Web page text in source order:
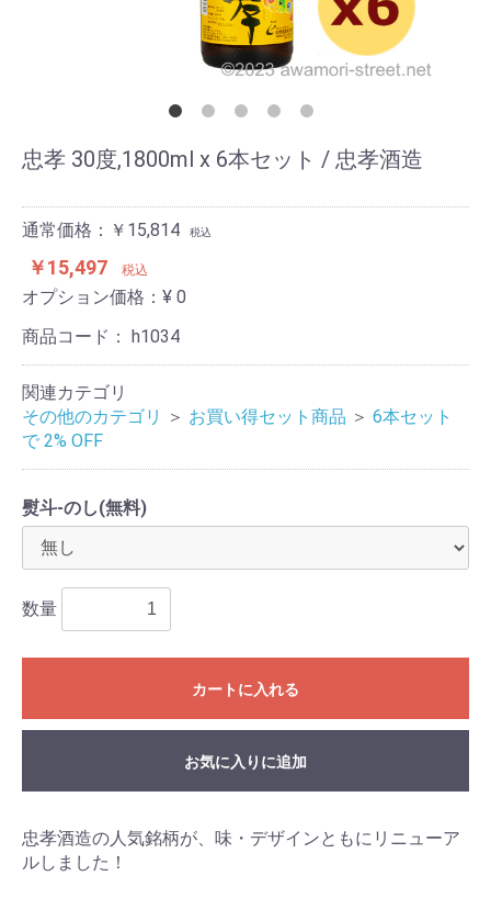
忠孝 30度,1800ml x 6本セット / 忠孝酒造
通常価格：￥15,814 税込
￥15,497 税込
オプション価格：¥ 0
商品コード：
h1034
関連カテゴリ
その他のカテゴリ
＞ お買い得セット商品 ＞ 6本セット
で 2% OFF
熨斗-のし(無料)
数量
カートに入れる
お気に入りに追加
忠孝酒造の人気銘柄が、味・デザインともにリニューア
ルしました！